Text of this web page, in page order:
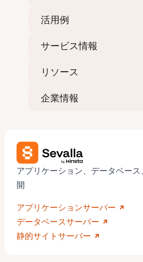
活用例
サービス情報
リソース
企業情報
アプリケーション、データベー
開
アプリケーションサーバー
データベースサーバー
静的サイトサーバー